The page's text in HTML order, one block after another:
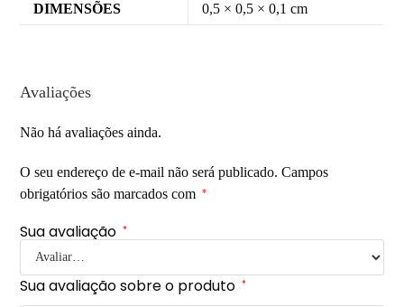
DIMENSÕES 0,5 × 0,5 × 0,1 cm
Avaliações
Não há avaliações ainda.
O seu endereço de e-mail não será publicado. Campos
obrigatórios são marcados com
*
Sua avaliação *
Sua avaliação sobre o produto *